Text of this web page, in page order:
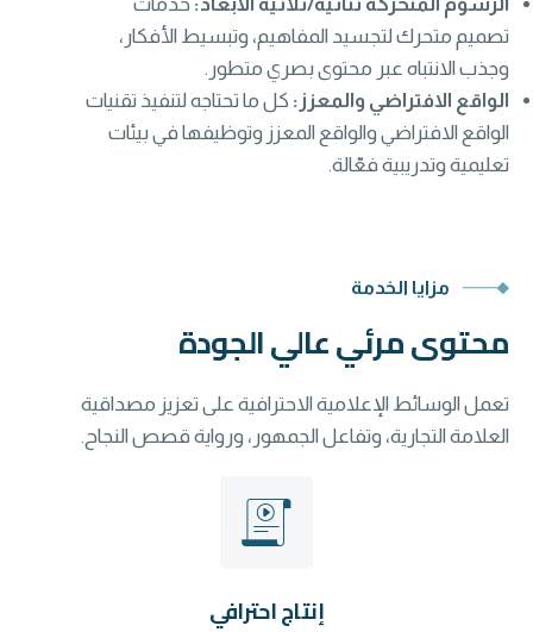
تصميم متحرك لتجسيد المفاهيم، وتبسيط الأفكار،
وجذب الانتباه عبر محتوى بصري متطور.
الواقع الافتراضي والمعزز: كل ما تحتاجه لتنفيذ تقنيات
الواقع الافتراضي والواقع المعزز وتوظيفها في بيئات
تعليمية وتدريبية فعّالة.
مزايا الخدمة
محتوى مرئي عالي الجودة
تعمل الوسائط الإعلامية الاحترافية على تعزيز مصداقية
العلامة التجارية، وتفاعل الجمهور، ورواية قصص النجاح.
إنتاج احترافي